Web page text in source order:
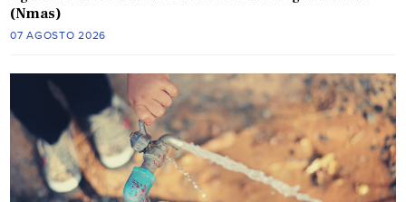
(Nmas)
07 AGOSTO 2026